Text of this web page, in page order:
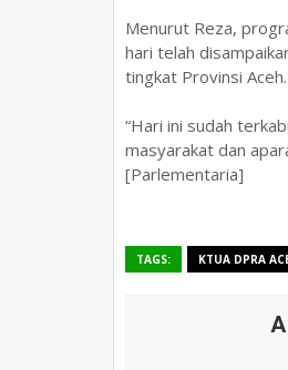
Menurut Reza,
hari telah
tingkat Provinsi Aceh.
“Hari ini sudah
masyarakat dan
[Parlementaria]
TAGS: KTUA DPRA